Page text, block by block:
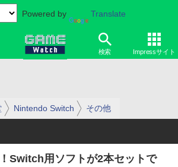
Powered by Translate
検索 Impressサイト
Nintendo Switch その他
Switch用ソフトが2本セットで